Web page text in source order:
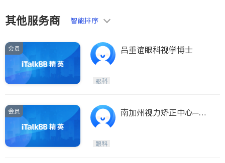
Inyo & San Bernardino
Santa Barbara & Monterey
其他服务商 智能排序
会员 吕重谊眼科视学博士
眼科
会员
南加州视力矫正中心─金
眼科